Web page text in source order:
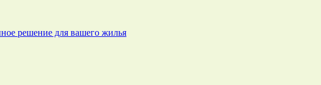
решение для вашего жилья